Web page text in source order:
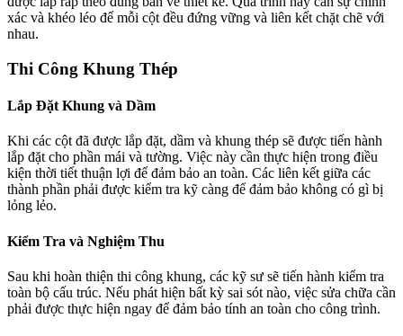
xác và khéo léo để mỗi cột đều đứng vững và liên kết chặt chẽ với
nhau.
Thi Công Khung Thép
Lắp Đặt Khung và Dầm
Khi các cột đã được lắp đặt, dầm và khung thép sẽ được tiến hành
lắp đặt cho phần mái và tường. Việc này cần thực hiện trong điều
kiện thời tiết thuận lợi để đảm bảo an toàn. Các liên kết giữa các
thành phần phải được kiểm tra kỹ càng để đảm bảo không có gì bị
lỏng lẻo.
Kiểm Tra và Nghiệm Thu
Sau khi hoàn thiện thi công khung, các kỹ sư sẽ tiến hành kiểm tra
toàn bộ cấu trúc. Nếu phát hiện bất kỳ sai sót nào, việc sửa chữa cần
phải được thực hiện ngay để đảm bảo tính an toàn cho công trình.